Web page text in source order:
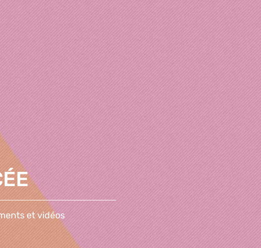
et vidéos